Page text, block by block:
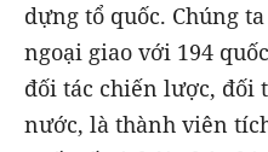
dựng tổ quốc. Chúng
ngoại giao với 194
đối tác chiến lược, đối
nước, là thành viên